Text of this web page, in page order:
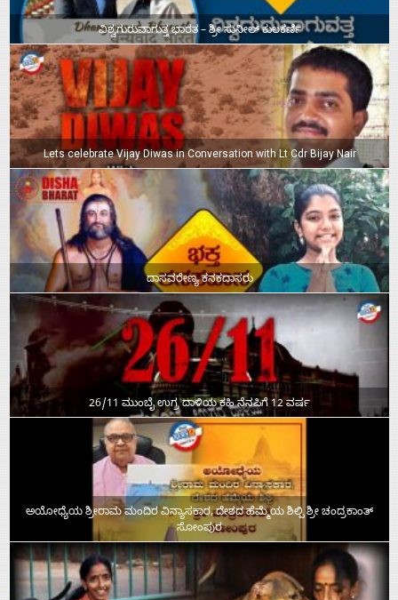
ವಿಶ್ವಗುರುವಾಗುತ್ತ ಭಾರತ – ಶ್ರೀ ಸುನೀಲ್‌ ಕುಲಕರ್ಣಿ
Lets celebrate Vijay Diwas in Conversation with Lt Cdr Bijay Nair
ದಾಸವರೇಣ್ಯ ಕನಕದಾಸರು
26/11 ಮುಂಬೈ ಉಗ್ರ ದಾಳಿಯ ಕಹಿ ನೆನಪಿಗೆ 12 ವರ್ಷ
ಅಯೋಧ್ಯೆಯ ಶ್ರೀರಾಮ ಮಂದಿರ ವಿನ್ಯಾಸಕಾರ, ದೇಶದ ಹೆಮ್ಮೆಯ ಶಿಲ್ಪಿ ಶ್ರೀ ಚಂದ್ರಕಾಂತ್‌
ಸೋಂಪುರ